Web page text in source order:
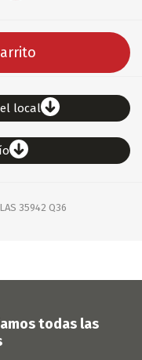
local
35942 Q36
todas las